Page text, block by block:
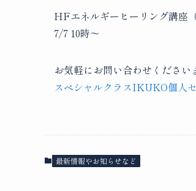
HFエネルギーヒーリング講座
7/7 10時〜
お気軽にお問い合わせください
スペシャルクラスIKUKO個人
最新情報やお知らせなど